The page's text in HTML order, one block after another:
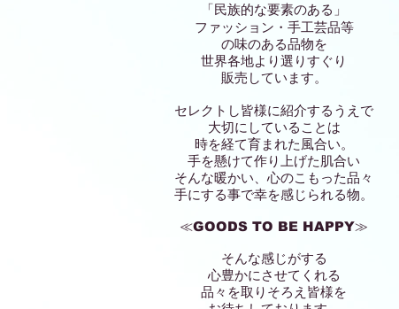
「民族的な要素のある」
ファッション・手工芸品等
の味のある品物を
世界各地より選りすぐり
販売しています。
セレクトし皆様に紹介するうえで
大切にしていることは
時を経て育まれた風合い。
手を懸けて作り上げた肌合い
そんな暖かい、心のこもった品々
手にする事で幸を感じられる物。
≪GOODS TO BE HAPPY≫
そんな感じがする
心豊かにさせてくれる
品々を取りそろえ皆様を